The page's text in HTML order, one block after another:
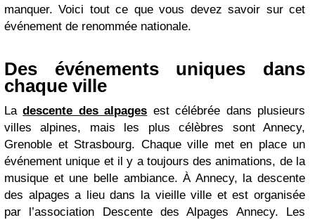
manquer. Voici tout ce que vous devez savoir sur cet
événement de renommée nationale.
Des événements uniques dans
chaque ville
Ladescente des alpages est célébrée dans plusieurs
villes alpines, mais les plus célèbres sont Annecy,
Grenoble et Strasbourg. Chaque ville met en place un
événement unique et il y a toujours des animations, de la
musique et une belle ambiance. À Annecy, la descente
des alpages a lieu dans la vieille ville et est organisée
par l’association Descente des Alpages Annecy. Les